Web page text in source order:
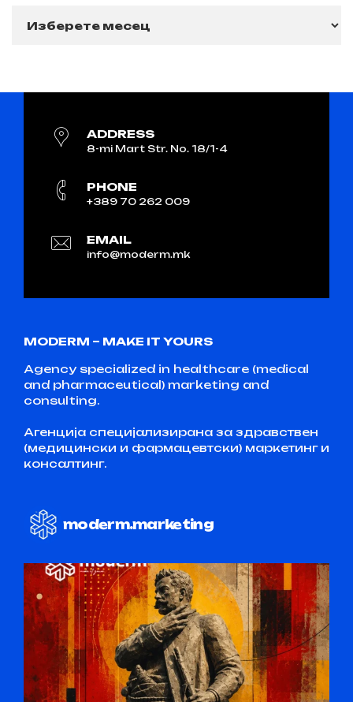
ADDRESS
8-mi Mart Str. No. 18/1-4
PHONE
+389 70 262 009
EMAIL
info@moderm.mk
MODERM – MAKE IT YOURS
Agency specialized in healthcare (medical
and pharmaceutical) marketing and
consulting.
Агенција специјализирана за здравствен
(медицински и фармацевтски) маркетинг и
консалтинг.
moderm.marketing